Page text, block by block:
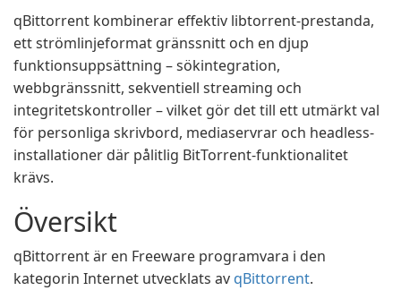
qBittorrent kombinerar effektiv libtorrent-prestanda,
ett strömlinjeformat gränssnitt och en djup
funktionsuppsättning – sökintegration,
webbgränssnitt, sekventiell streaming och
integritetskontroller – vilket gör det till ett utmärkt val
för personliga skrivbord, mediaservrar och headless-
installationer där pålitlig BitTorrent-funktionalitet
krävs.
Översikt
qBittorrent är en Freeware programvara i den
kategorin Internet utvecklats av qBittorrent.